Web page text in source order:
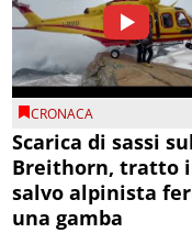
CRONACA
Scarica di sassi
Breithorn, tratto
salvo alpinista
una gamba